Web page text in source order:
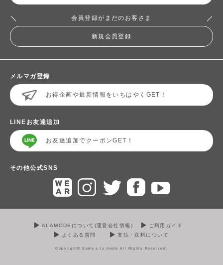
会員登録がまだのお客さま
新規会員登録
メルマガ登録
お得企画や最新情報をいちはやくGET！
LINEお友達追加
お友達追加でクーポンGET！
その他公式SNS
ALAMODEについて(運営会社情報)
ご利用ガイド
よくある質問
支払・送料について
Copyright© Sawa a la mode All Rights Reserved.